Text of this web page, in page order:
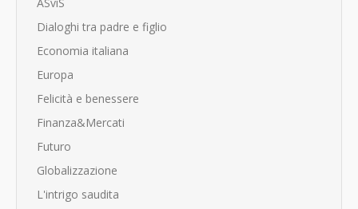
Dialoghi tra padre e figlio
Economia italiana
Europa
Felicità e benessere
Finanza&Mercati
Futuro
Globalizzazione
L'intrigo saudita